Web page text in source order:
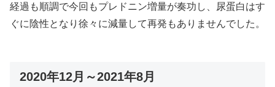
経過も順調で今回もプレドニン増量が奏功し、尿蛋白はす
ぐに陰性となり徐々に減量して再発もありませんでした。
2020年12月～2021年8月